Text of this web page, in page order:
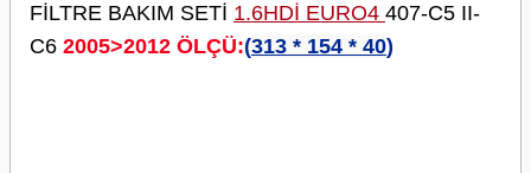
FİLTRE BAKIM SETİ 1.6HDİ EURO4 407-C5 II-
C6 2005>2012 ÖLÇÜ:(313 * 154 * 40)